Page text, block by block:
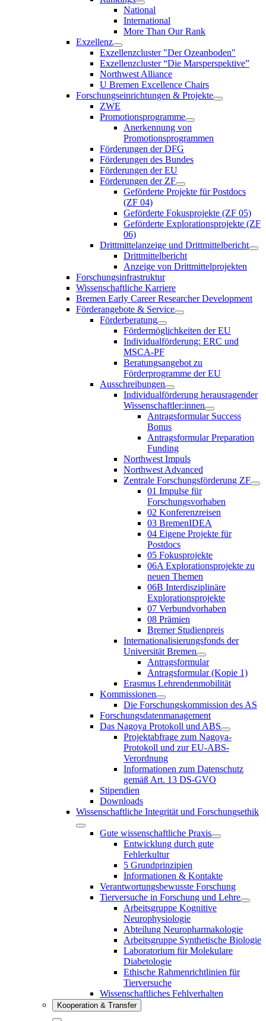
National
International
More Than Our Rank
Exzellenz
Exzellenzcluster "Der Ozeanboden"
Exzellenzcluster “Die Marsperspektive”
Northwest Alliance
U Bremen Excellence Chairs
Forschungseinrichtungen & Projekte
ZWE
Promotionsprogramme
Anerkennung von
Promotionsprogrammen
Förderungen der DFG
Förderungen des Bundes
Förderungen der EU
Förderungen der ZF
Geförderte Projekte für Postdocs
(ZF 04)
Geförderte Fokusprojekte (ZF 05)
Geförderte Explorationsprojekte (ZF
06)
Drittmittelanzeige und Drittmittelbericht
Drittmittelbericht
Anzeige von Drittmittelprojekten
Forschungsinfrastruktur
Wissenschaftliche Karriere
Bremen Early Career Researcher Development
Förderangebote & Service
Förderberatung
Fördermöglichkeiten der EU
Individualförderung: ERC und
MSCA-PF
Beratungsangebot zu
Förderprogramme der EU
Ausschreibungen
Individualförderung herausragender
Wissenschaftler:innen
Antragsformular Success
Bonus
Antragsformular Preparation
Funding
Northwest Impuls
Northwest Advanced
Zentrale Forschungsförderung ZF
01 Impulse für
Forschungsvorhaben
02 Konferenzreisen
03 BremenIDEA
04 Eigene Projekte für
Postdocs
05 Fokusprojekte
06A Explorationsprojekte zu
neuen Themen
06B Interdisziplinäre
Explorationsprojekte
07 Verbundvorhaben
08 Prämien
Bremer Studienpreis
Internationalisierungsfonds der
Universität Bremen
Antragsformular
Antragsformular (Kopie 1)
Erasmus Lehrendenmobilität
Kommissionen
Die Forschungskommission des AS
Forschungsdatenmanagement
Das Nagoya Protokoll und ABS
Projektabfrage zum Nagoya-
Protokoll und zur EU-ABS-
Verordnung
Informationen zum Datenschutz
gemäß Art. 13 DS-GVO
Stipendien
Downloads
Wissenschaftliche Integrität und Forschungsethik
Gute wissenschaftliche Praxis
Entwicklung durch gute
Fehlerkultur
5 Grundprinzipien
Informationen & Kontakte
Verantwortungsbewusste Forschung
Tierversuche in Forschung und Lehre
Arbeitsgruppe Kognitive
Neurophysiologie
Abteilung Neuropharmakologie
Arbeitsgruppe Synthetische Biologie
Laboratorium für Molekulare
Diabetologie
Ethische Rahmenrichtlinien für
Tierversuche
Wissenschaftliches Fehlverhalten
Kooperation & Transfer